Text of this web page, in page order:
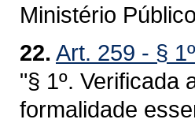
Ministério
22. Art. 259 - § 1º
"§ 1º. Verificada
formalidade